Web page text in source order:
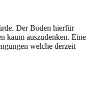
Der Boden hierfür
kaum auszudenken. Eine
welche derzeit